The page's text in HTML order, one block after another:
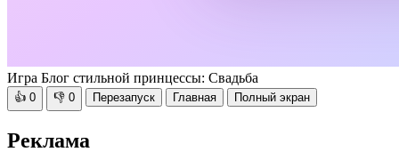
Игра Блог стильной принцессы: Свадьба
👍 0 👎 0 Перезапуск Главная Полный экран
Реклама